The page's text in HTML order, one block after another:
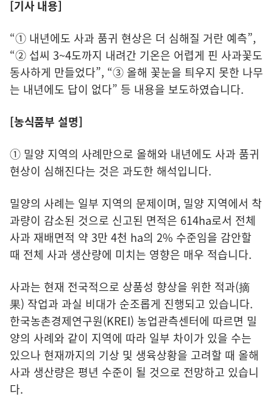
[기사 내용]
“① 내년에도 사과 품귀 현상은 더 심해질 거란 예측”,
“② 섭씨 3~4도까지 내려간 기온은 어렵게 핀 사과꽃도
동사하게 만들었다”, “③ 올해 꽃눈을 틔우지 못한 나무
는 내년에도 답이 없다” 등 내용을 보도하였습니다.
[농식품부 설명]
① 밀양 지역의 사례만으로 올해와 내년에도 사과 품귀
현상이 심해진다는 것은 과도한 해석입니다.
밀양의 사례는 일부 지역의 문제이며, 밀양 지역에서 착
과량이 감소된 것으로 신고된 면적은 614ha로서 전체
사과 재배면적 약 3만 4천 ha의 2% 수준임을 감안할
때 전체 사과 생산량에 미치는 영향은 매우 적습니다.
사과는 현재 전국적으로 상품성 향상을 위한 적과(摘
果) 작업과 과실 비대가 순조롭게 진행되고 있습니다.
한국농촌경제연구원(KREI) 농업관측센터에 따르면 밀
양의 사례와 같이 지역에 따라 일부 차이가 있을 수는
있으나 현재까지의 기상 및 생육상황을 고려할 때 올해
사과 생산량은 평년 수준이 될 것으로 전망하고 있습니
다.